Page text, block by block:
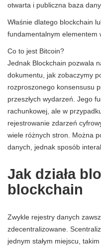
otwarta i publiczna baza
Właśnie dlatego blockchain
fundamentalnym elementem
Co to jest Bitcoin?
Jednak Blockchain pozwala
dokumentu, jak zobaczymy
rozproszonego konsensusu
przeszłych wydarzeń. Jego
rachunkowej, ale w
rejestrowanie zdarzeń
wiele różnych stron. Można
danych, jednak sposób
Jak działa
blockchain
Zwykle rejestry danych
zdecentralizowane.
jednym stałym miejscu,